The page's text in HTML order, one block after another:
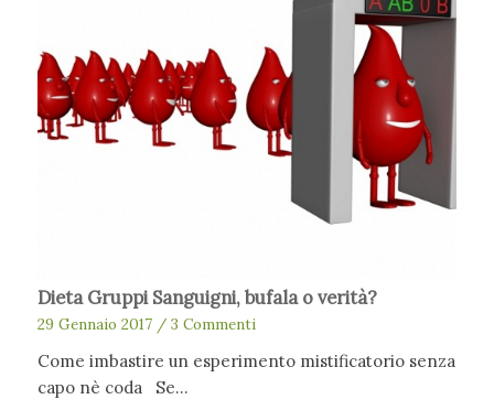
Dieta Gruppi Sanguigni, bufala o verità?
29 Gennaio 2017 / 3 Commenti
Come imbastire un esperimento mistificatorio senza
capo nè coda Se…